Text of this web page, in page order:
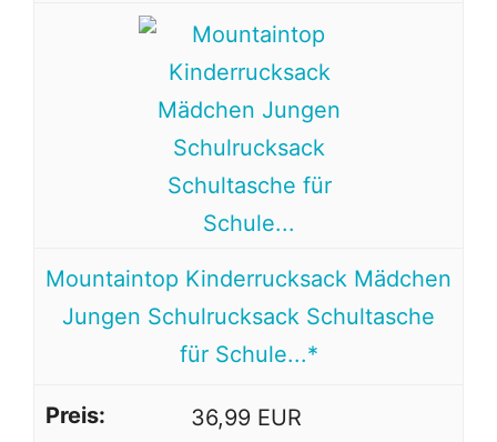
Mountaintop Kinderrucksack Mädchen
Jungen Schulrucksack Schultasche
für Schule...*
36,99 EUR